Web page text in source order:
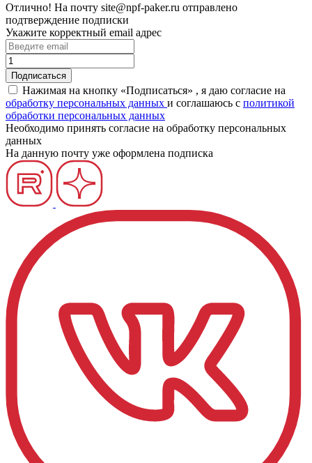
Отлично! На почту site@npf-paker.ru отправлено
подтверждение подписки
Укажите корректный email адрес
Нажимая на кнопку «Подписаться» , я даю согласие на
обработку персональных данных и соглашаюсь c политикой
обработки персональных данных
Необходимо принять согласие на обработку персональных
данных
На данную почту уже оформлена подписка